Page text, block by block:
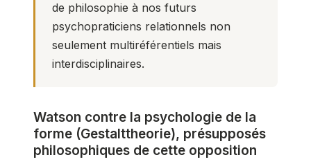
de philosophie à nos futurs
psychopraticiens relationnels non
seulement multiréférentiels mais
interdisciplinaires.
Watson contre la psychologie de la
forme (Gestalttheorie), présupposés
philosophiques de cette opposition